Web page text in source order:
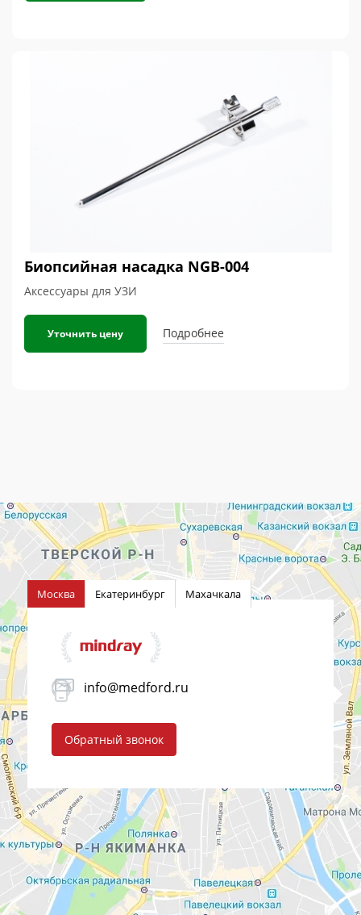
Биопсийная насадка NGB-004
Аксессуары для УЗИ
Уточнить цену Подробнее
Москва Екатеринбург Махачкала
info@medford.ru
Обратный звонок